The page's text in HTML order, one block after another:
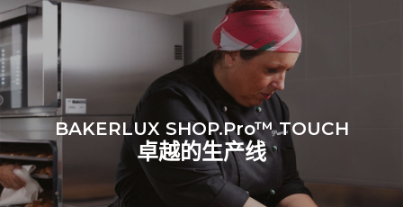
BAKERLUX SHOP.Pro™ TOUCH
卓越的生产线